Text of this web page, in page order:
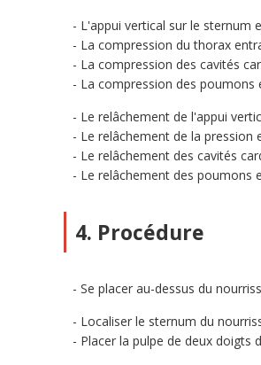
L'appui vertical sur le sternum
La compression du thorax
La compression des cavités
La compression des poumons
Le relâchement de l'appui
Le relâchement de la pression
Le relâchement des cavités
Le relâchement des poumons
4. Procédure
Se placer au-dessus du
Localiser le sternum du
Placer la pulpe de deux doigts